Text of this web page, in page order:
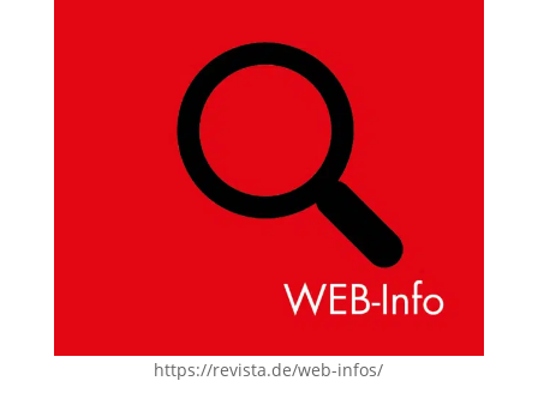
https://revista.de/web-infos/